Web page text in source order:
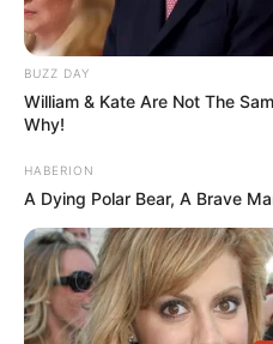
BUZZ DAY
William & Kate Are Not The
Why!
HABERION
A Dying Polar Bear, A Brave